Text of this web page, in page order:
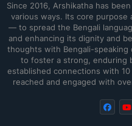
Since 2016, Arshikatha has
various ways. Its core purpose
— to spread the Bengali
and enhancing its dignity and
thoughts with Bengali-speaking
to foster a strong, enduring
established connections with
reached and engaged with